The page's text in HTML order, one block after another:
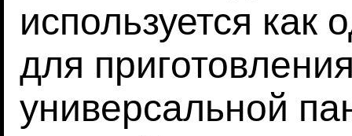
используется как
для
универсальной